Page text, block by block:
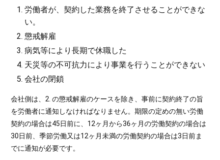
労働者が、契約した業務を終了させることができな
い。
懲戒解雇
病気等により長期で休職した
天災等の不可抗力により事業を行うことができない
会社の閉鎖
会社側は、2. の懲戒解雇のケースを除き、事前に契約終了の旨
を労働者に通知しなければなりません。期限の定めの無い労働
契約の場合は45日前に、12ヶ月から36ヶ月の労働契約の場合は
30日前、季節労働又は12ヶ月未満の労働契約の場合は3日前ま
でに通知が必要です。